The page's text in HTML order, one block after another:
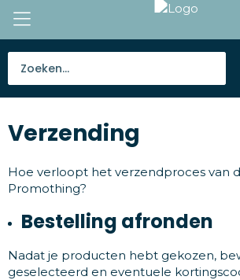
Tassen
Caps en mutsen
Paraplu's
Verzending
Hoe verloopt het verzendproces van
Promothing?
Bestelling afronden
Nadat je producten hebt gekozen,
geselecteerd en eventuele